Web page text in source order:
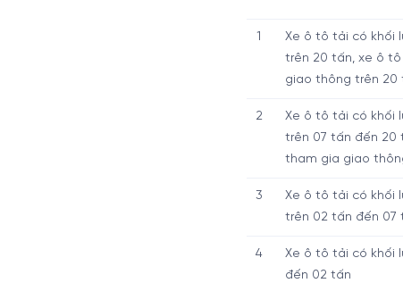
1
Xe ô tô tải có khối
trên 20 tấn, xe ô
giao thông trên 20
2
Xe ô tô tải có khối
trên 07 tấn đến 20
tham gia giao
3
Xe ô tô tải có khối
trên 02 tấn đến 07
4
Xe ô tô tải có khối
đến 02 tấn